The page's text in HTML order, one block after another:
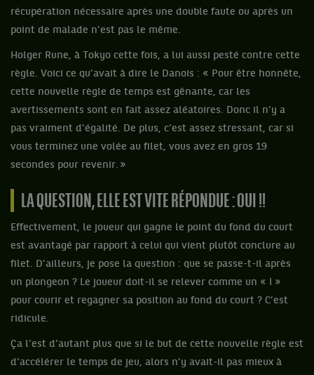
récupération nécessaire après une double faute ou après un
point de malade n’est pas le même.
Holger Rune, à Tokyo cette fois, a lui aussi pesté contre cette
règle. Voici ce qu’avait à dire le Danois : « Pour être honnête,
cette nouvelle règle de temps est gênante, car les
avertissements sont en fait assez aléatoires. Donc il n’y a
pas vraiment d’égalité. De plus, c’est assez stressant, car si
vous terminez une volée au filet, vous avez en gros 19
secondes pour revenir. »
LA QUESTION, ELLE EST VITE RÉPONDUE : OUI !!
Effectivement, le joueur qui gagne le point du fond du court
est avantagé par rapport à celui qui vient plutôt conclure au
filet. D’ailleurs, je pose la question : que se passe-t-il après
un plongeon ? Le joueur doit-il se relever comme un « I »
pour courir et regagner sa position au fond du court ? C’est
ridicule.
Ça l’est d’autant plus que si le but de cette nouvelle règle est
d’accélérer le temps de jeu, alors n’y avait-il pas mieux à